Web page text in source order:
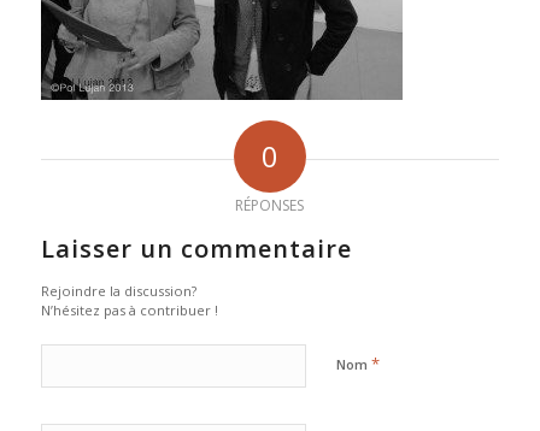
0
RÉPONSES
Laisser un commentaire
Rejoindre la discussion?
N’hésitez pas à contribuer !
Nom *